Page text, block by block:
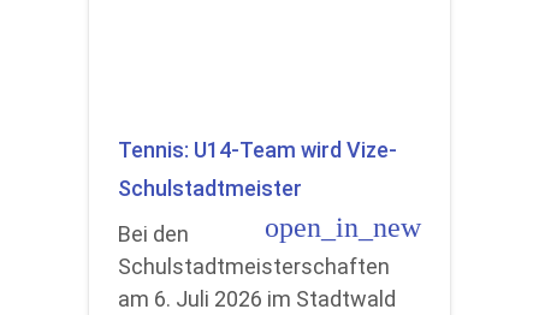
Tennis: U14-Team wird Vize-
Schulstadtmeister
open_in_new
Bei den
Schulstadtmeisterschaften
am 6. Juli 2026 im Stadtwald